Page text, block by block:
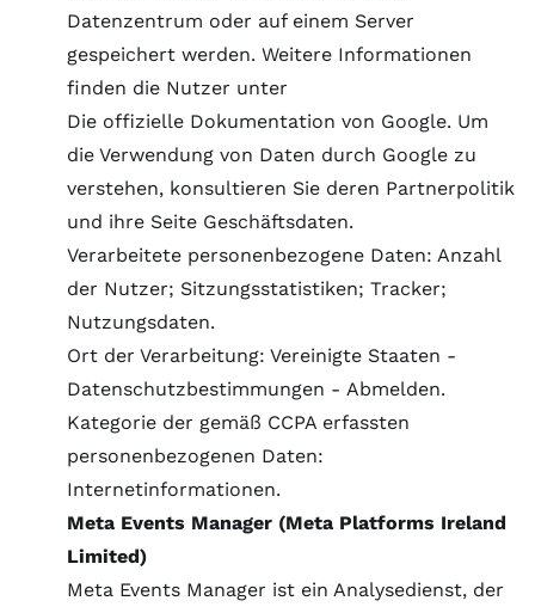
Datenzentrum oder auf einem Server
gespeichert werden. Weitere Informationen
finden die Nutzer unter
Die offizielle Dokumentation von Google. Um
die Verwendung von Daten durch Google zu
verstehen, konsultieren Sie deren Partnerpolitik
und ihre Seite Geschäftsdaten.
Verarbeitete personenbezogene Daten: Anzahl
der Nutzer; Sitzungsstatistiken; Tracker;
Nutzungsdaten.
Ort der Verarbeitung: Vereinigte Staaten -
Datenschutzbestimmungen - Abmelden.
Kategorie der gemäß CCPA erfassten
personenbezogenen Daten:
Internetinformationen.
Meta Events Manager (Meta Platforms Ireland
Limited)
Meta Events Manager ist ein Analysedienst, der